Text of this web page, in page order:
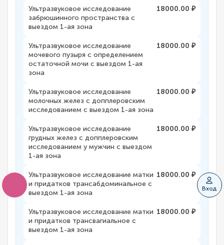
Вход
Ультразвуковое исследование
забрюшинного пространства с
выездом 1-ая зона
18000.00 ₽
Ультразвуковое исследование
мочевого пузыря с определением
остаточной мочи с выездом 1-ая
зона
18000.00 ₽
Ультразвуковое исследование
молочных желез с допплеровским
исследованием с выездом 1-ая зона
18000.00 ₽
Ультразвуковое исследование
грудных желез с допплеровским
исследованием у мужчин с выездом
1-ая зона
18000.00 ₽
Ультразвуковое исследование матки
и придатков трансабдоминальное с
выездом 1-ая зона
18000.00 ₽
Ультразвуковое исследование матки
и придатков трансвагиальное с
выездом 1-ая зона
18000.00 ₽